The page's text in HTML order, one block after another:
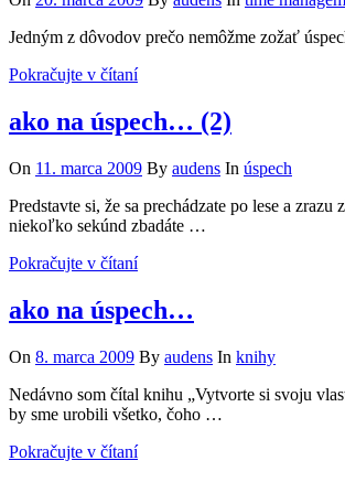
Jedným z dôvodov prečo nemôžme zožať
Pokračujte v čítaní
ako na úspech… (2)
On 11. marca 2009 By audens In úspech
Predstavte si, že sa prechádzate po lese a
niekoľko sekúnd zbadáte …
Pokračujte v čítaní
ako na úspech…
On 8. marca 2009 By audens In knihy
Nedávno som čítal knihu „Vytvorte si svoju
by sme urobili všetko, čoho …
Pokračujte v čítaní